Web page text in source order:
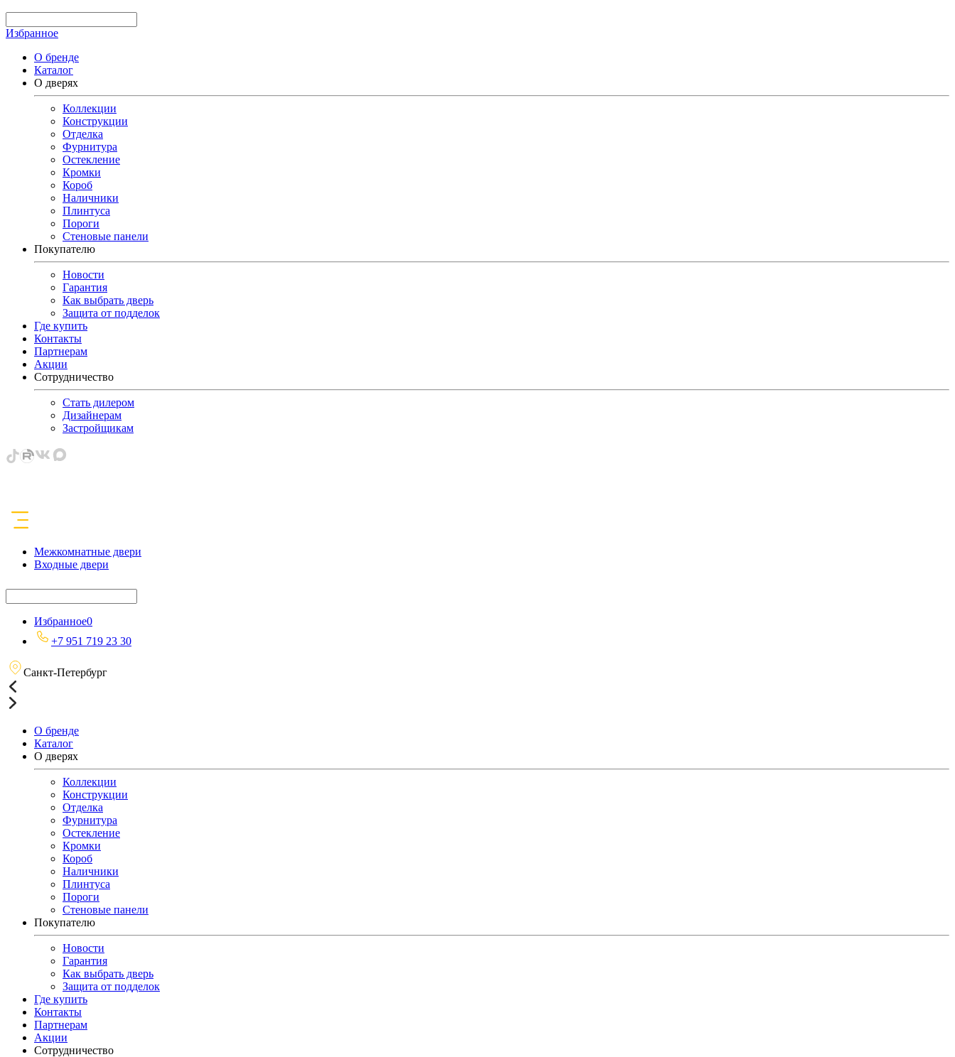
Избранное
О бренде
Каталог
О дверях
Коллекции
Конструкции
Отделка
Фурнитура
Остекление
Кромки
Короб
Наличники
Плинтуса
Пороги
Стеновые панели
Покупателю
Новости
Гарантия
Как выбрать дверь
Защита от подделок
Где купить
Контакты
Партнерам
Акции
Сотрудничество
Стать дилером
Дизайнерам
Застройщикам
Межкомнатные двери
Входные двери
Избранное0
+7 951 719 23 30
Санкт-Петербург
О бренде
Каталог
О дверях
Коллекции
Конструкции
Отделка
Фурнитура
Остекление
Кромки
Короб
Наличники
Плинтуса
Пороги
Стеновые панели
Покупателю
Новости
Гарантия
Как выбрать дверь
Защита от подделок
Где купить
Контакты
Партнерам
Акции
Сотрудничество